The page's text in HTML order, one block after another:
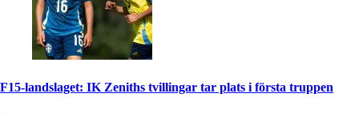
F15-landslaget: IK Zeniths tvillingar tar plats i första truppen